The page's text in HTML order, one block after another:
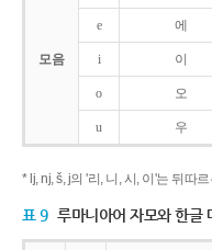
모음
e 에
i 이
o 오
u 우
* lj, nj, š, j의 '리, 니, 시, 이'는 뒤따
표 9 루마니아어 자모와 한글